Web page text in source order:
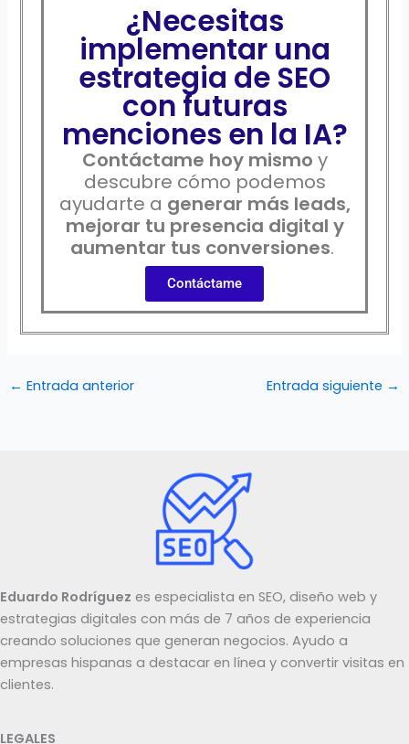
¿Necesitas
implementar una
estrategia de SEO
con futuras
menciones en la IA?
Contáctame hoy mismo y
descubre cómo podemos
ayudarte a generar más leads,
mejorar tu presencia digital y
aumentar tus conversiones.
Contáctame
← Entrada anterior Entrada siguiente →
Eduardo Rodríguez es especialista en SEO, diseño web y
estrategias digitales con más de 7 años de experiencia
creando soluciones que generan negocios. Ayudo a
empresas hispanas a destacar en línea y convertir visitas en
clientes.
LEGALES